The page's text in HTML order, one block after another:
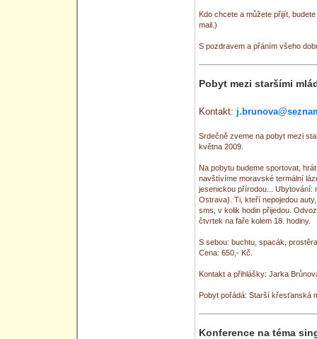
Kdo chcete a můžete přijít,
mail.)
S pozdravem a přáním všeho
Pobyt mezi staršími
Kontakt:
Srdečně zveme na pobyt mezi
května 2009.
Na pobytu budeme sportovat,
navštívíme moravské termální
jesenickou přírodou... Ubytování:
Ostrava). Ti, kteří nepojedou
sms, v kolik hodin přijedou.
čtvrtek na faře kolem 18. hodiny.
S sebou: buchtu, spacák,
Cena: 650,- Kč.
Kontakt a přihlášky: Jarka
Pobyt pořádá: Starší křesťanská
Konference na téma